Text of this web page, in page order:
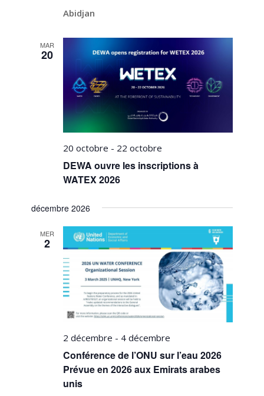
Abidjan
MAR
20
DEWA ouvre les inscriptions à
WATEX 2026
20 octobre - 22 octobre
décembre 2026
MER
2
Conférence de l’ONU sur l’eau 2026
Prévue en 2026 aux Emirats arabes
unis
2 décembre - 4 décembre